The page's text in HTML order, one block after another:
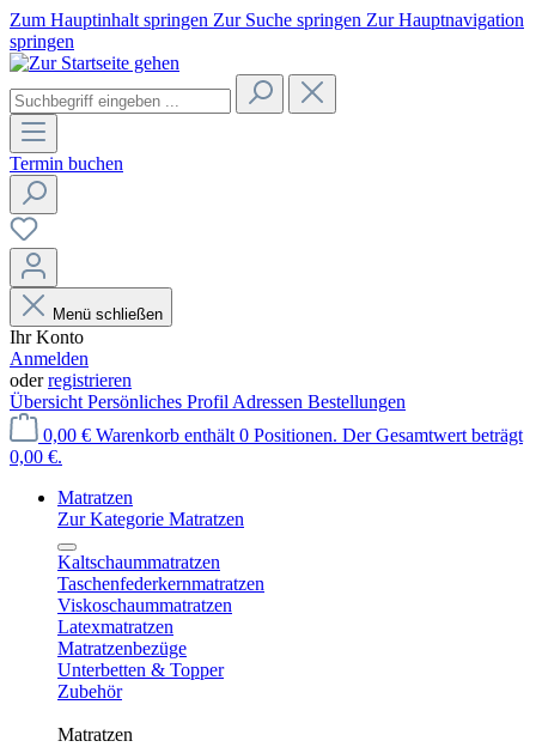
Zum Hauptinhalt springen Zur Suche springen Zur Hauptnavigation
springen
Termin buchen
Menü schließen
Ihr Konto
Anmelden
oderregistrieren
Übersicht Persönliches Profil Adressen Bestellungen
0,00 € Warenkorb enthält 0 Positionen. Der Gesamtwert beträgt
0,00 €.
Matratzen
Zur Kategorie Matratzen
Kaltschaummatratzen
Taschenfederkernmatratzen
Viskoschaummatratzen
Latexmatratzen
Matratzenbezüge
Unterbetten & Topper
Zubehör
Matratzen